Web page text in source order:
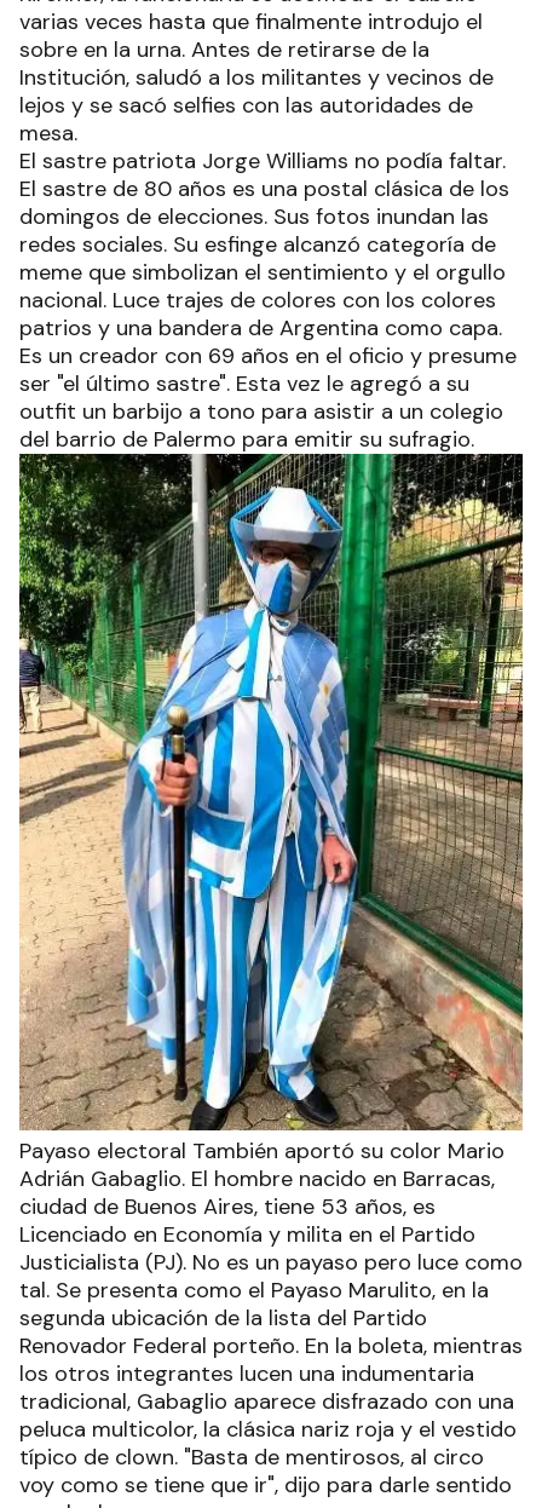
varias veces hasta que finalmente introdujo el
sobre en la urna. Antes de retirarse de la
Institución, saludó a los militantes y vecinos de
lejos y se sacó selfies con las autoridades de
mesa.
El sastre patriota Jorge Williams no podía faltar.
El sastre de 80 años es una postal clásica de los
domingos de elecciones. Sus fotos inundan las
redes sociales. Su esfinge alcanzó categoría de
meme que simbolizan el sentimiento y el orgullo
nacional. Luce trajes de colores con los colores
patrios y una bandera de Argentina como capa.
Es un creador con 69 años en el oficio y presume
ser "el último sastre". Esta vez le agregó a su
outfit un barbijo a tono para asistir a un colegio
del barrio de Palermo para emitir su sufragio.
Payaso electoral También aportó su color Mario
Adrián Gabaglio. El hombre nacido en Barracas,
ciudad de Buenos Aires, tiene 53 años, es
Licenciado en Economía y milita en el Partido
Justicialista (PJ). No es un payaso pero luce como
tal. Se presenta como el Payaso Marulito, en la
segunda ubicación de la lista del Partido
Renovador Federal porteño. En la boleta, mientras
los otros integrantes lucen una indumentaria
tradicional, Gabaglio aparece disfrazado con una
peluca multicolor, la clásica nariz roja y el vestido
típico de clown. "Basta de mentirosos, al circo
voy como se tiene que ir", dijo para darle sentido